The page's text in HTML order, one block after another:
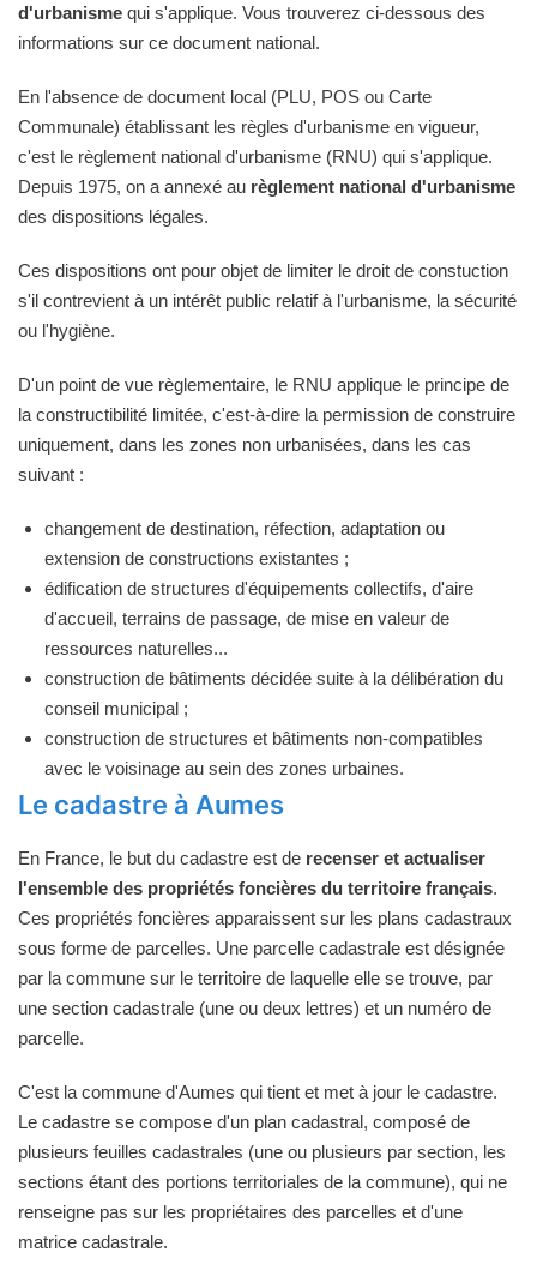
d'urbanisme qui s'applique. Vous trouverez ci-dessous des
informations sur ce document national.
En l'absence de document local (PLU, POS ou Carte
Communale) établissant les règles d'urbanisme en vigueur,
c'est le règlement national d'urbanisme (RNU) qui s'applique.
Depuis 1975, on a annexé au règlement national d'urbanisme
des dispositions légales.
Ces dispositions ont pour objet de limiter le droit de constuction
s'il contrevient à un intérêt public relatif à l'urbanisme, la sécurité
ou l'hygiène.
D'un point de vue règlementaire, le RNU applique le principe de
la constructibilité limitée, c'est-à-dire la permission de construire
uniquement, dans les zones non urbanisées, dans les cas
suivant :
changement de destination, réfection, adaptation ou
extension de constructions existantes ;
édification de structures d'équipements collectifs, d'aire
d'accueil, terrains de passage, de mise en valeur de
ressources naturelles...
construction de bâtiments décidée suite à la délibération du
conseil municipal ;
construction de structures et bâtiments non-compatibles
avec le voisinage au sein des zones urbaines.
Le cadastre à Aumes
En France, le but du cadastre est de recenser et actualiser
l'ensemble des propriétés foncières du territoire français.
Ces propriétés foncières apparaissent sur les plans cadastraux
sous forme de parcelles. Une parcelle cadastrale est désignée
par la commune sur le territoire de laquelle elle se trouve, par
une section cadastrale (une ou deux lettres) et un numéro de
parcelle.
C'est la commune d'Aumes qui tient et met à jour le cadastre.
Le cadastre se compose d'un plan cadastral, composé de
plusieurs feuilles cadastrales (une ou plusieurs par section, les
sections étant des portions territoriales de la commune), qui ne
renseigne pas sur les propriétaires des parcelles et d'une
matrice cadastrale.